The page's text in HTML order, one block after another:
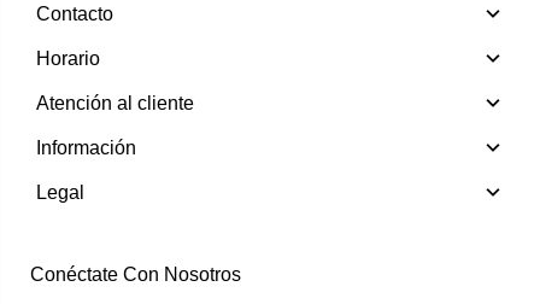
Contacto
Horario
Atención al cliente
Información
Legal
Conéctate Con Nosotros